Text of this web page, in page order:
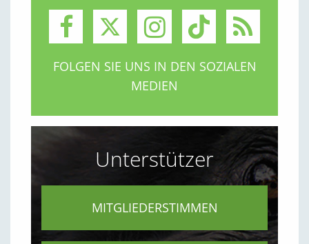
FOLGEN SIE UNS IN DEN SOZIALEN
MEDIEN
Unterstützer
MITGLIEDERSTIMMEN